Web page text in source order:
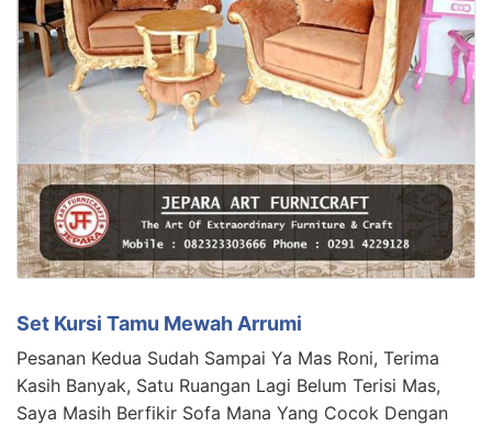
Set Kursi Tamu Mewah Arrumi
Pesanan Kedua Sudah Sampai Ya Mas Roni, Terima
Kasih Banyak, Satu Ruangan Lagi Belum Terisi Mas,
Saya Masih Berfikir Sofa Mana Yang Cocok Dengan